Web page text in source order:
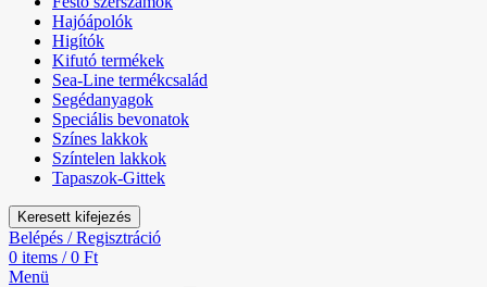
Hajóápolók
Higítók
Kifutó termékek
Sea-Line termékcsalád
Segédanyagok
Speciális bevonatok
Színes lakkok
Színtelen lakkok
Tapaszok-Gittek
Keresett kifejezés
Belépés / Regisztráció
0 items / 0 Ft
Menü